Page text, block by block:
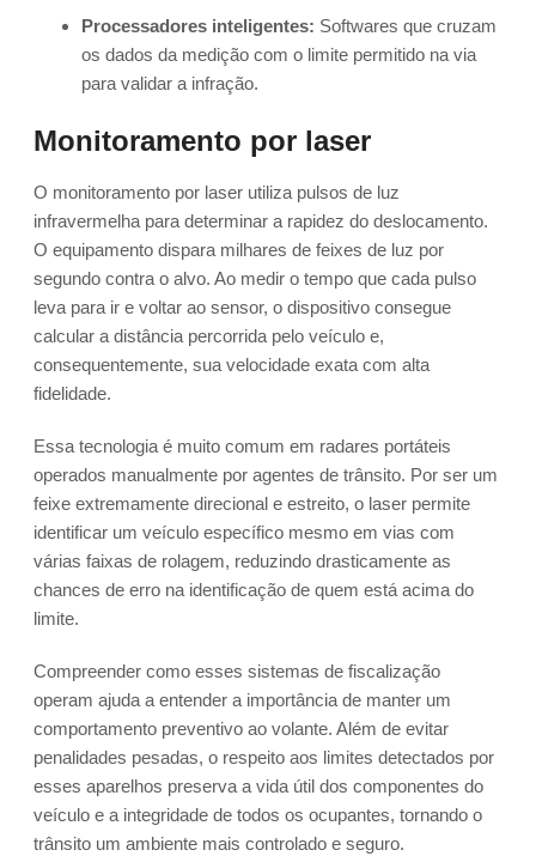
Processadores inteligentes: Softwares que cruzam
os dados da medição com o limite permitido na via
para validar a infração.
Monitoramento por laser
O monitoramento por laser utiliza pulsos de luz
infravermelha para determinar a rapidez do deslocamento.
O equipamento dispara milhares de feixes de luz por
segundo contra o alvo. Ao medir o tempo que cada pulso
leva para ir e voltar ao sensor, o dispositivo consegue
calcular a distância percorrida pelo veículo e,
consequentemente, sua velocidade exata com alta
fidelidade.
Essa tecnologia é muito comum em radares portáteis
operados manualmente por agentes de trânsito. Por ser um
feixe extremamente direcional e estreito, o laser permite
identificar um veículo específico mesmo em vias com
várias faixas de rolagem, reduzindo drasticamente as
chances de erro na identificação de quem está acima do
limite.
Compreender como esses sistemas de fiscalização
operam ajuda a entender a importância de manter um
comportamento preventivo ao volante. Além de evitar
penalidades pesadas, o respeito aos limites detectados por
esses aparelhos preserva a vida útil dos componentes do
veículo e a integridade de todos os ocupantes, tornando o
trânsito um ambiente mais controlado e seguro.